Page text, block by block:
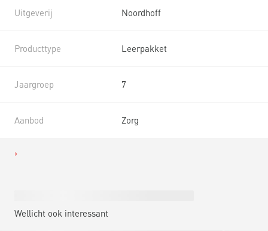
Uitgeverij Noordhoff
Producttype Leerpakket
Jaargroep 7
Aanbod Zorg
Wellicht ook interessant